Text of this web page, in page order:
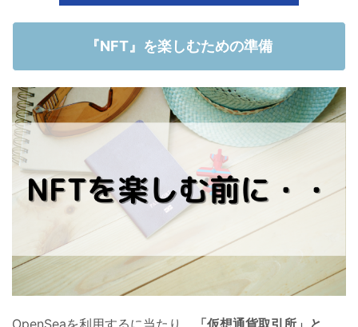
『NFT』を楽しむための準備
OpenSeaを利用するに当たり、 「仮想通貨取引所」と